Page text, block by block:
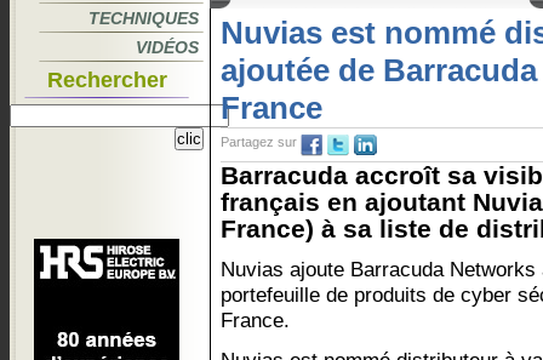
TECHNIQUES
VIDÉOS
Rechercher
Nuvias est nommé
ajoutée de
France
Partagez sur
Barracuda accroît sa
français en ajoutant
France) à sa liste de
Nuvias ajoute Barracuda Networks
portefeuille de produits de cyber
France.